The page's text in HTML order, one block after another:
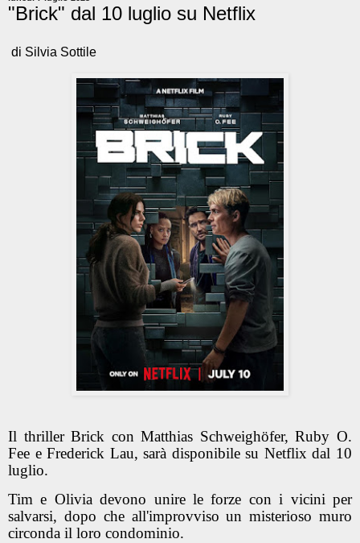
"Brick" dal 10 luglio su Netflix
di Silvia Sottile
Il thriller Brick con Matthias Schweighöfer, Ruby O.
Fee e Frederick Lau, sarà disponibile su Netflix dal 10
luglio.
Tim e Olivia devono unire le forze con i vicini per
salvarsi, dopo che all'improvviso un misterioso muro
circonda il loro condominio.